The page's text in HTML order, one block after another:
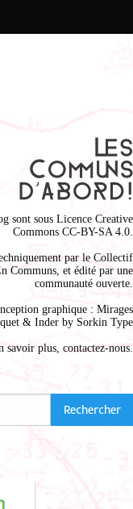
sont sous Licence Creative
Commons CC-BY-SA 4.0
par le Collectif
Communs , et édité par une
communauté ouverte.
graphique : Mirages
t & Inder by Sorkin Type
savoir plus, contactez-nous